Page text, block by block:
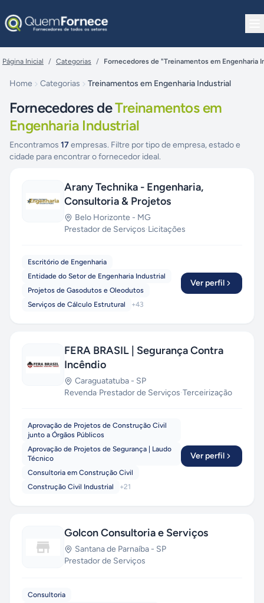
Página Inicial / Categorias / Fornecedores de "Treinamentos em Engenharia
Home Categorias Treinamentos em Engenharia Industrial
Fornecedores deTreinamentos em
Engenharia Industrial
Encontramos 17empresas. Filtre por tipo de empresa, estado e
cidade para encontrar o fornecedor ideal.
Arany Technika - Engenharia,
Consultoria & Projetos
Belo Horizonte - MG
Prestador de Serviços·Licitações
Escritório de Engenharia
Entidade do Setor de Engenharia Industrial
Projetos de Gasodutos e Oleodutos
Serviços de Cálculo Estrutural
+43
Ver perfil
FERA BRASIL | Segurança Contra
Incêndio
Caraguatatuba - SP
Revenda·Prestador de Serviços·Terceirização
Aprovação de Projetos de Construção Civil
junto a Órgãos Públicos
Aprovação de Projetos de Segurança | Laudo
Técnico
Consultoria em Construção Civil
Construção Civil Industrial
+21
Ver perfil
Golcon Consultoria e Serviços
Santana de Parnaíba - SP
Prestador de Serviços
Consultoria